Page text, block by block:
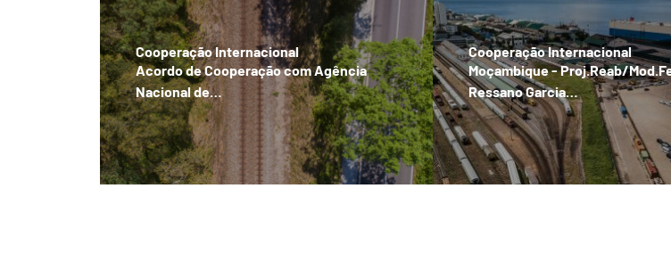
Cooperação Internacional
Acordo de Cooperação com Agência
Nacional de…
Cooperação Internacional
Moçambique - Proj.Reab/
Ressano Garcia…